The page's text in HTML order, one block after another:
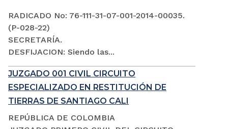
RADICADO No: 76-111-31-07-001-2014-00035.
(P-028-22)
SECRETARÍA.
DESFIJACION: Siendo las...
JUZGADO 001 CIVIL CIRCUITO
ESPECIALIZADO EN RESTITUCIÓN DE
TIERRAS DE SANTIAGO CALI
REPÚBLICA DE COLOMBIA